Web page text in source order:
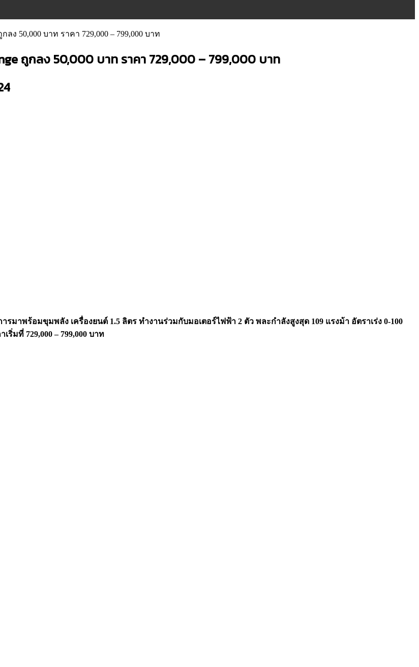
ลง 50,000 บาท ราคา 729,000 – 799,000 บาท
ถูกลง 50,000 บาท ราคา 729,000 – 799,000 บาท
ารมาพร้อมขุมพลัง เครื่องยนต์ 1.5 ลิตร ทำงานร่วมกับมอเตอร์ไฟฟ้า 2 ตัว พละกำลังสูงสุด 109 แรงม้า อัตราเร่ง 0-100
เริ่มที่ 729,000 – 799,000 บาท